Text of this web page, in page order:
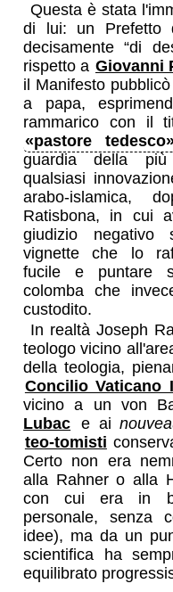
Questa è stata
di lui: un Prefetto
decisamente “di
rispetto a Giovanni
il Manifesto
a papa,
rammarico con il
«pastore
guardia della
qualsiasi
arabo-islamica,
Ratisbona, in cui
giudizio negativo
vignette che lo
fucile e puntare
colomba che
custodito.
In realtà Joseph
teologo vicino
della teologia,
Concilio Vaticano
vicino a un von
Lubac e ai
teo-tomisti
Certo non era
alla Rahner o alla
con cui era in
personale, senza
idee), ma da un
scientifica ha
equilibrato